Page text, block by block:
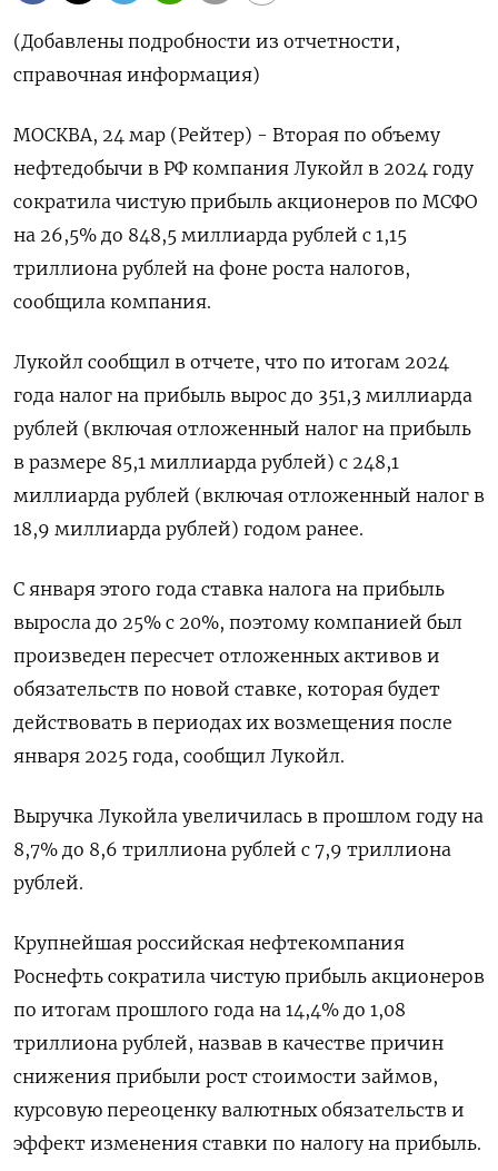
(Добавлены подробности из отчетности,
справочная информация)
МОСКВА, 24 мар (Рейтер) - Вторая по объему
нефтедобычи в РФ компания Лукойл в 2024 году
сократила чистую прибыль акционеров по МСФО
на 26,5% до 848,5 миллиарда рублей с 1,15
триллиона рублей на фоне роста налогов,
сообщила компания.
Лукойл сообщил в отчете, что по итогам 2024
года налог на прибыль вырос до 351,3 миллиарда
рублей (включая отложенный налог на прибыль
в размере 85,1 миллиарда рублей) с 248,1
миллиарда рублей (включая отложенный налог в
18,9 миллиарда рублей) годом ранее.
С января этого года ставка налога на прибыль
выросла до 25% с 20%, поэтому компанией был
произведен пересчет отложенных активов и
обязательств по новой ставке, которая будет
действовать в периодах их возмещения после
января 2025 года, сообщил Лукойл.
Выручка Лукойла увеличилась в прошлом году на
8,7% до 8,6 триллиона рублей с 7,9 триллиона
рублей.
Крупнейшая российская нефтекомпания
Роснефть сократила чистую прибыль акционеров
по итогам прошлого года на 14,4% до 1,08
триллиона рублей, назвав в качестве причин
снижения прибыли рост стоимости займов,
курсовую переоценку валютных обязательств и
эффект изменения ставки по налогу на прибыль.